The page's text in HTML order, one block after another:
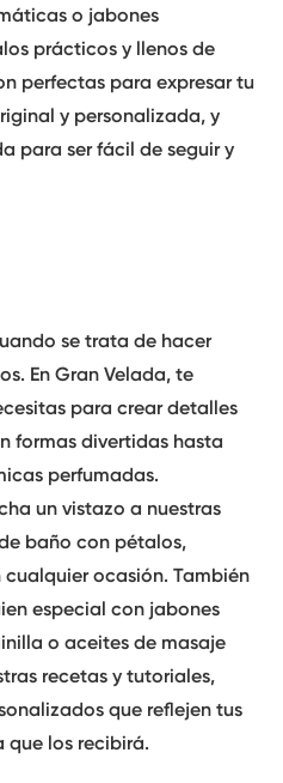
o jabones
prácticos y llenos de
perfectas para expresar tu
y personalizada, y
para ser fácil de seguir y
se trata de hacer
. En Gran Velada, te
para crear detalles
formas divertidas hasta
perfumadas.
un vistazo a nuestras
baño con pétalos,
ocasión. También
especial con jabones
o aceites de masaje
recetas y tutoriales,
que reflejen tus
que los recibirá.